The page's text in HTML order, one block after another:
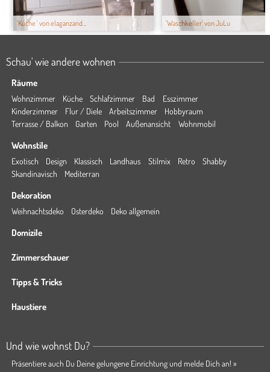
'Küche ' von elaganzand... 'Waschkeller' von JuLu
Schau' wie andere wohnen
Räume
Wohnzimmer Küche Schlafzimmer Bad
Esszimmer
Kinderzimmer
Flur / Diele Arbeitszimmer
Hobbyraum
Terrasse / Balkon
Garten Pool Außenansicht Wohnmobil
Wohnstile
Exotisch Design Klassisch Landhaus Stilmix Retro
Shabby
Skandinavisch
Mediterran
Dekoration
Weihnachtsdeko Osterdeko Deko allgemein
Domizile
Zimmerschauer
Tipps & Tricks
Haustiere
Und wie wohnst Du?
Präsentiere auch Du Deine gelungene Einrichtung und melde Dich an! »